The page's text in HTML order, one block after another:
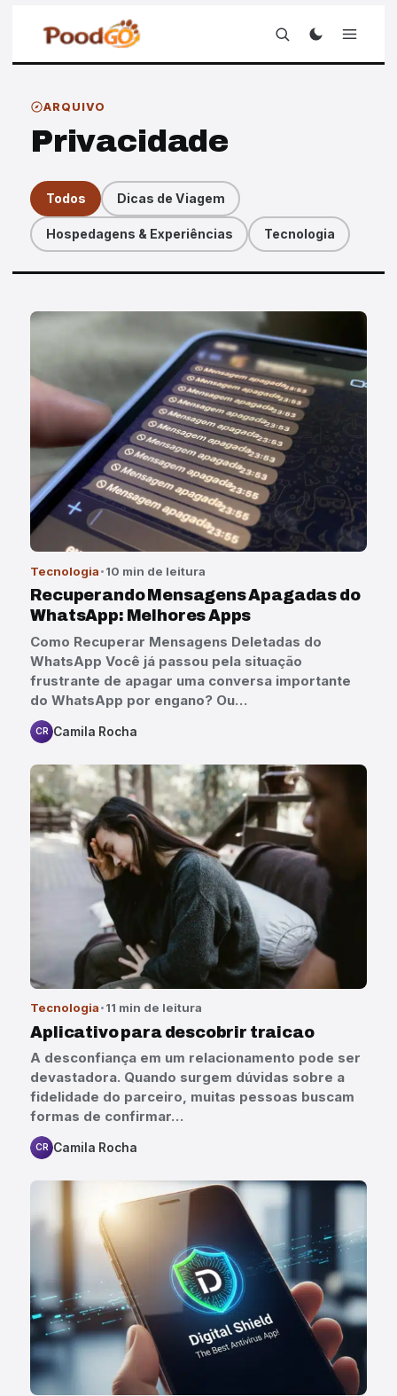
ARQUIVO
Privacidade
Todos Dicas de Viagem
Hospedagens & Experiências Tecnologia
Artigos
Tecnologia 10 min de leitura
Recuperando Mensagens Apagadas do
WhatsApp: Melhores Apps
Como Recuperar Mensagens Deletadas do
WhatsApp Você já passou pela situação
frustrante de apagar uma conversa importante
do WhatsApp por engano? Ou…
CR Camila Rocha
Tecnologia 11 min de leitura
Aplicativo para descobrir traicao
A desconfiança em um relacionamento pode ser
devastadora. Quando surgem dúvidas sobre a
fidelidade do parceiro, muitas pessoas buscam
formas de confirmar…
CR Camila Rocha